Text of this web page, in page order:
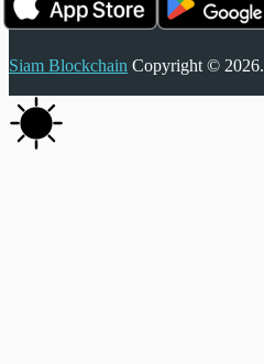
Siam Blockchain Copyright © 2026.